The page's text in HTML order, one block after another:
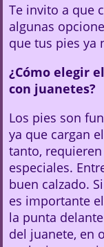
Te invito a que
algunas
que tus pies ya
¿Cómo elegir
con juanetes?
Los pies son
ya que cargan
tanto,
especiales.
buen calzado.
es importante
la punta
del juanete, en